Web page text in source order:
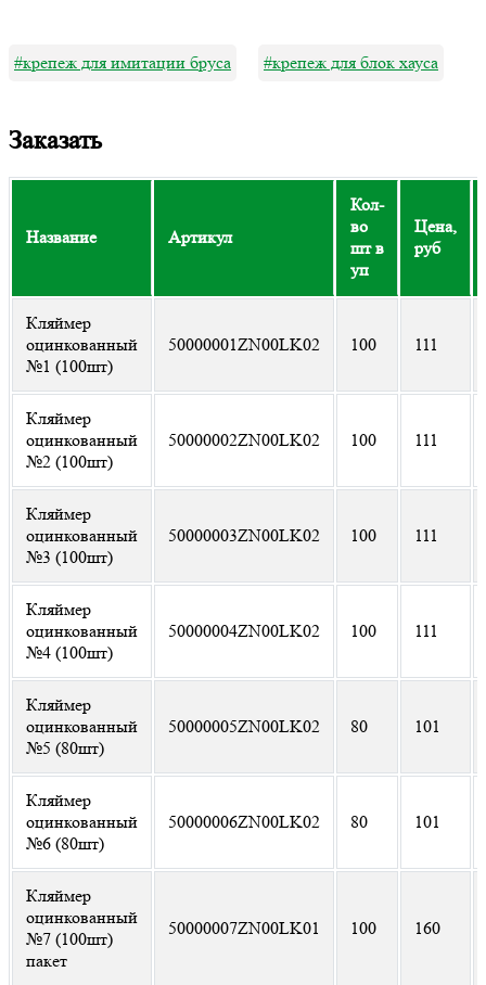
#крепеж для имитации бруса #крепеж для блок хауса
Заказать
Название Артикул
Кол-
во
шт в
уп
Цена,
руб
Кляймер
оцинкованный
№1 (100шт)
50000001ZN00LK02 100 111
Кляймер
оцинкованный
№2 (100шт)
50000002ZN00LK02 100 111
Кляймер
оцинкованный
№3 (100шт)
50000003ZN00LK02 100 111
Кляймер
оцинкованный
№4 (100шт)
50000004ZN00LK02 100 111
Кляймер
оцинкованный
№5 (80шт)
50000005ZN00LK02 80 101
Кляймер
оцинкованный
№6 (80шт)
50000006ZN00LK02 80 101
Кляймер
оцинкованный
№7 (100шт)
пакет
50000007ZN00LK01 100 160